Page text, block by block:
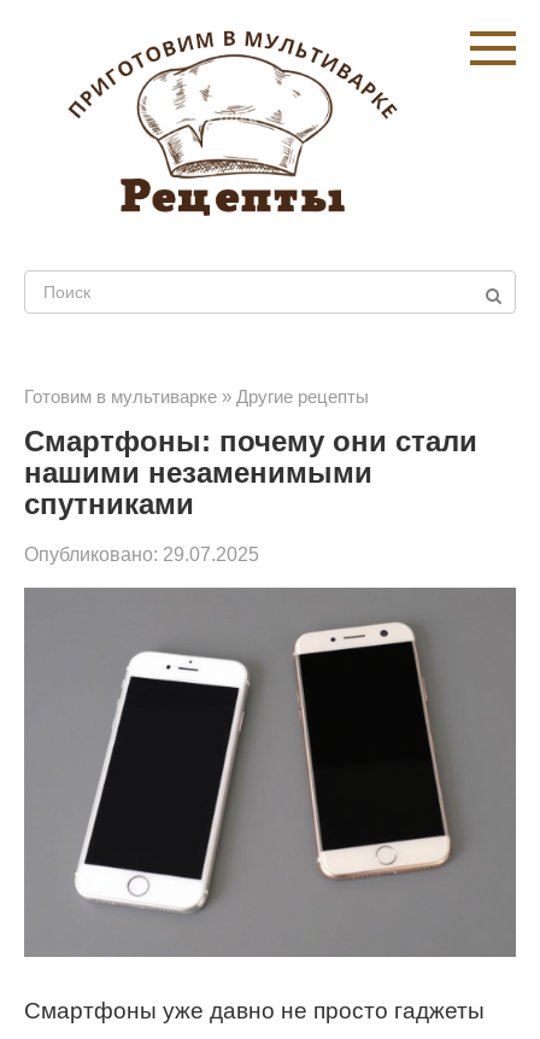
контенту
Поиск:
Готовим в мультиварке » Другие рецепты
Смартфоны: почему они стали
нашими незаменимыми
спутниками
Опубликовано: 29.07.2025
Смартфоны уже давно не просто гаджеты